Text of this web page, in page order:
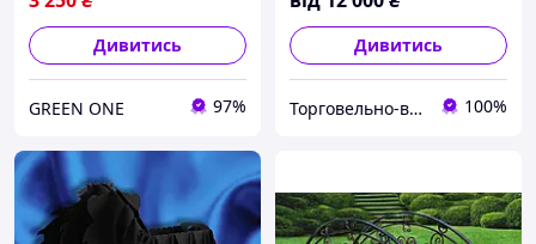
Дивитись
GREEN ONE 97%
Дивитись
Торговельно-виробнича компанія "ДОМЗА" 100%